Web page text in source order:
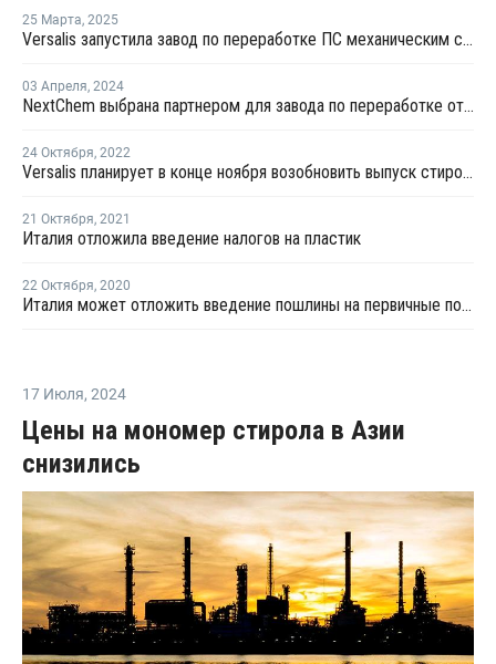
25 Марта, 2025
Versalis запустила завод по переработке ПС механическим способом в Италии
03 Апреля, 2024
NextChem выбрана партнером для завода по переработке отходов Aliplast в Италии
24 Октября, 2022
Versalis планирует в конце ноября возобновить выпуск стирола в Мантуе
21 Октября, 2021
Италия отложила введение налогов на пластик
22 Октября, 2020
Италия может отложить введение пошлины на первичные полимеры до июля 2021 года
17 Июля, 2024
Цены на мономер стирола в Азии
снизились